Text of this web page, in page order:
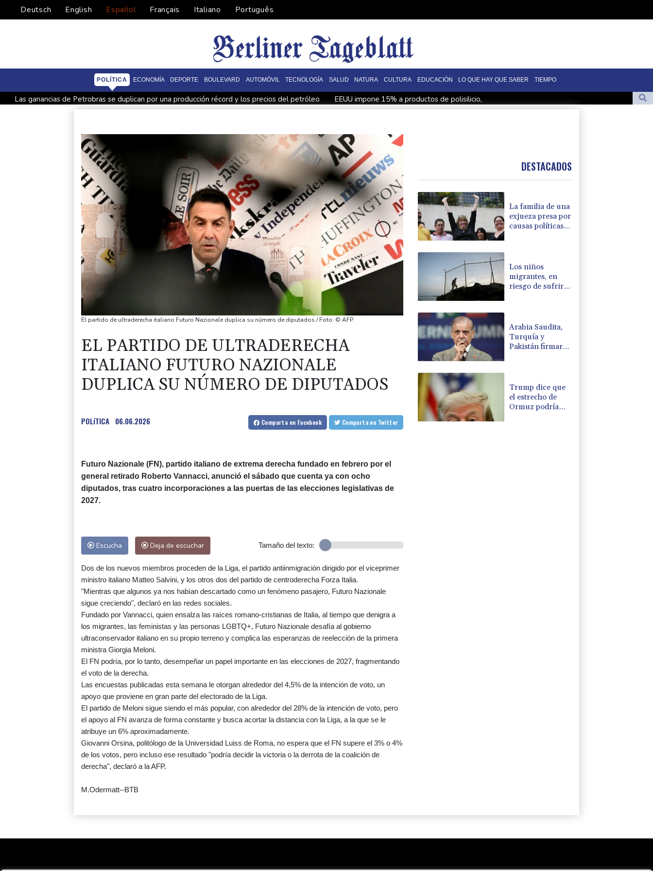
Deutsch English Español Français Italiano Português
POLÍTICA ECONOMÍA DEPORTE BOULEVARD AUTOMÓVIL TECNOLOGÍA SALUD NATURA CULTURA EDUCACIÓN LO QUE HAY QUE SABER TIEMPO
Las ganancias de Petrobras se duplican por una producción récord y los precios del petróleo
EEUU impone 15% a productos de polisilicio,
Un adolescente mata a sus abuelos y a cinco personas en un colegio de Tailandia
Maradona pasó sus últimos días postrado, hinchado y resignado, contó su masajista
Trump dice que el estrecho de Ormuz podría reabrirse "pronto"
Llega a 80 el saldo de muertos que trataban de llegar a Ceuta, según unos forenses
El partido de ultraderecha italiano Futuro Nazionale duplica su número de diputados / Foto: © AFP
EL PARTIDO DE ULTRADERECHA
ITALIANO FUTURO NAZIONALE
DUPLICA SU NÚMERO DE DIPUTADOS
POLíTICA 06.06.2026 Comparta en Facebook Comparta en Twitter
Futuro Nazionale (FN), partido italiano de extrema derecha fundado en febrero por el
general retirado Roberto Vannacci, anunció el sábado que cuenta ya con ocho
diputados, tras cuatro incorporaciones a las puertas de las elecciones legislativas de
2027.
Escucha Deja de escuchar Tamaño del texto:
Dos de los nuevos miembros proceden de la Liga, el partido antiinmigración dirigido por el viceprimer
ministro italiano Matteo Salvini, y los otros dos del partido de centroderecha Forza Italia.
"Mientras que algunos ya nos habían descartado como un fenómeno pasajero, Futuro Nazionale
sigue creciendo", declaró en las redes sociales.
Fundado por Vannacci, quien ensalza las raíces romano-cristianas de Italia, al tiempo que denigra a
los migrantes, las feministas y las personas LGBTQ+, Futuro Nazionale desafía al gobierno
ultraconservador italiano en su propio terreno y complica las esperanzas de reelección de la primera
ministra Giorgia Meloni.
El FN podría, por lo tanto, desempeñar un papel importante en las elecciones de 2027, fragmentando
el voto de la derecha.
Las encuestas publicadas esta semana le otorgan alrededor del 4,5% de la intención de voto, un
apoyo que proviene en gran parte del electorado de la Liga.
El partido de Meloni sigue siendo el más popular, con alrededor del 28% de la intención de voto, pero
el apoyo al FN avanza de forma constante y busca acortar la distancia con la Liga, a la que se le
atribuye un 6% aproximadamente.
Giovanni Orsina, politólogo de la Universidad Luiss de Roma, no espera que el FN supere el 3% o 4%
de los votos, pero incluso ese resultado "podría decidir la victoria o la derrota de la coalición de
derecha", declaró a la AFP.
M.Odermatt--BTB
DESTACADOS
La familia de una
exjueza presa por
causas políticas
enfermedad
Los niños
migrantes, en
riesgo de sufrir
oenegés
Arabia Saudita,
Turquía y
Pakistán firmarán
Trump dice que
el estrecho de
Ormuz podría